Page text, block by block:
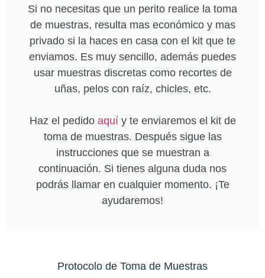
Si no necesitas que un perito realice la toma
de muestras, resulta mas económico y mas
privado si la haces en casa con el kit que te
enviamos. Es muy sencillo, además puedes
usar muestras discretas como recortes de
uñas, pelos con raíz, chicles, etc.
Haz el pedido aquíy te enviaremos el kit de
toma de muestras. Después sigue las
instrucciones que se muestran a
continuación. Si tienes alguna duda nos
podrás llamar en cualquier momento. ¡Te
ayudaremos!
Protocolo de Toma de Muestras